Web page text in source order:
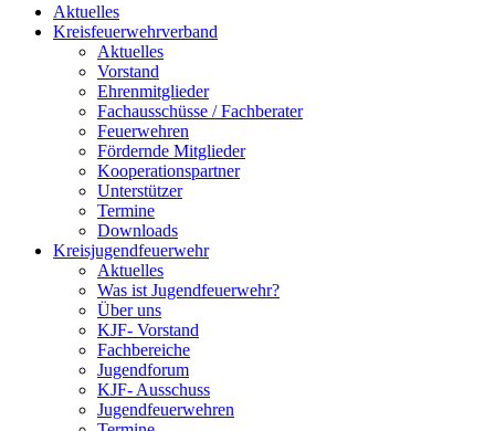
Aktuelles
Kreisfeuerwehrverband
Aktuelles
Vorstand
Ehrenmitglieder
Fachausschüsse / Fachberater
Feuerwehren
Fördernde Mitglieder
Kooperationspartner
Unterstützer
Termine
Downloads
Kreisjugendfeuerwehr
Aktuelles
Was ist Jugendfeuerwehr?
Über uns
KJF- Vorstand
Fachbereiche
Jugendforum
KJF- Ausschuss
Jugendfeuerwehren